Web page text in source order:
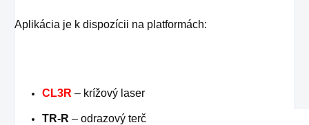
Aplikácia je k dispozícii na platformách:
CL3R – krížový laser
TR-R – odrazový terč